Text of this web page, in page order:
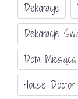
Dekoracje
Dekoracje
Dom Miesiąca
House Doctor